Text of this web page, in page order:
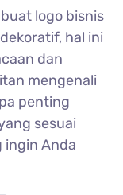
logo bisnis
hal ini
dan
mengenali
penting
sesuai
ingin Anda